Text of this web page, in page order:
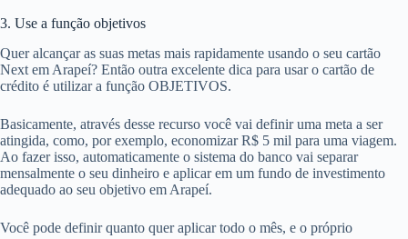
3. Use a função objetivos
Quer alcançar as suas metas mais rapidamente usando o seu cartão
Next em Arapeí? Então outra excelente dica para usar o cartão de
crédito é utilizar a função OBJETIVOS.
Basicamente, através desse recurso você vai definir uma meta a ser
atingida, como, por exemplo, economizar R$ 5 mil para uma viagem.
Ao fazer isso, automaticamente o sistema do banco vai separar
mensalmente o seu dinheiro e aplicar em um fundo de investimento
adequado ao seu objetivo em Arapeí.
Você pode definir quanto quer aplicar todo o mês, e o próprio